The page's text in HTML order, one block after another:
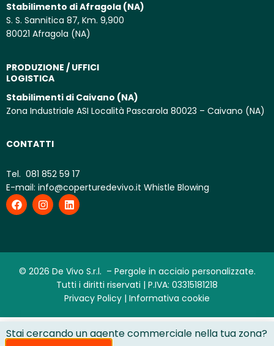
Stabilimento di Afragola (NA)
S. S. Sannitica 87, Km. 9,900
80021 Afragola (NA)
PRODUZIONE / UFFICI
LOGISTICA
Stabilimenti di Caivano (NA)
Zona Industriale ASI Località Pascarola 80023 – Caivano (NA)
CONTATTI
Tel. 081 852 59 17
E-mail: info@coperturedevivo.it Whistle Blowing
© 2026 De Vivo S.r.l. – Pergole in acciaio personalizzate.
Tutti i diritti riservati | P.IVA: 03315181218
Privacy Policy | Informativa cookie
Le tue preferenze relative alla privacy
Stai cercando un agente commerciale nella tua zona?